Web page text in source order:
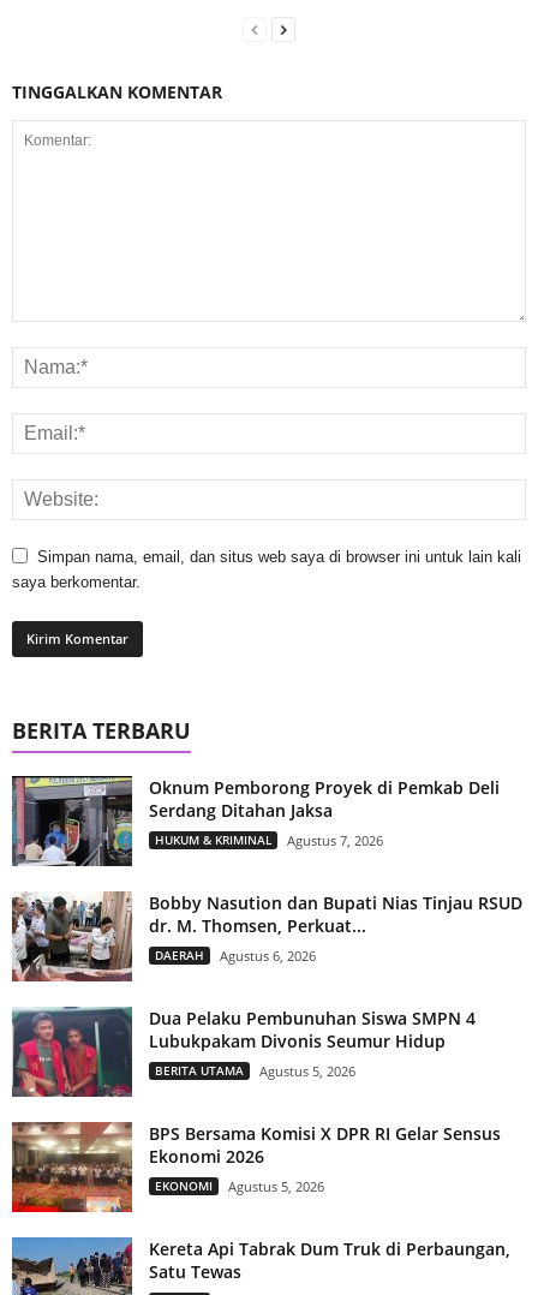
TINGGALKAN KOMENTAR
Simpan nama, email, dan situs web saya di browser ini untuk lain kali
saya berkomentar.
BERITA TERBARU
Oknum Pemborong Proyek di Pemkab Deli
Serdang Ditahan Jaksa
HUKUM & KRIMINAL Agustus 7, 2026
Bobby Nasution dan Bupati Nias Tinjau RSUD
dr. M. Thomsen, Perkuat...
DAERAH Agustus 6, 2026
Dua Pelaku Pembunuhan Siswa SMPN 4
Lubukpakam Divonis Seumur Hidup
BERITA UTAMA Agustus 5, 2026
BPS Bersama Komisi X DPR RI Gelar Sensus
Ekonomi 2026
EKONOMI Agustus 5, 2026
Kereta Api Tabrak Dum Truk di Perbaungan,
Satu Tewas